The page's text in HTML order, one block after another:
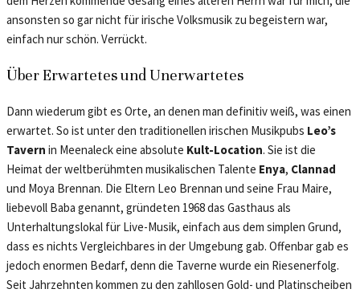
ansonsten so gar nicht für irische Volksmusik zu begeistern war,
einfach nur schön. Verrückt.
Über Erwartetes und Unerwartetes
Dann wiederum gibt es Orte, an denen man definitiv weiß, was einen
erwartet. So ist unter den traditionellen irischen Musikpubs Leo’s
Tavern in Meenaleckeine absolute Kult-Location. Sie ist die
Heimat der weltberühmten musikalischen Talente Enya, Clannad
und Moya Brennan. Die Eltern Leo Brennan und seine Frau Maire,
liebevoll Baba genannt, gründeten 1968 das Gasthaus als
Unterhaltungslokal für Live-Musik, einfach aus dem simplen Grund,
dass es nichts Vergleichbares in der Umgebung gab. Offenbar gab es
jedoch enormen Bedarf, denn die Taverne wurde ein Riesenerfolg.
Seit Jahrzehnten kommen zu den zahllosen Gold- und Platinscheiben